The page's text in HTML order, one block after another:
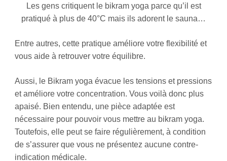
Les gens critiquent le bikram yoga parce qu’il est
pratiqué à plus de 40°C mais ils adorent le sauna…
Entre autres, cette pratique améliore votre flexibilité et
vous aide à retrouver votre équilibre.
Aussi, le Bikram yoga évacue les tensions et pressions
et améliore votre concentration. Vous voilà donc plus
apaisé. Bien entendu, une pièce adaptée est
nécessaire pour pouvoir vous mettre au bikram yoga.
Toutefois, elle peut se faire régulièrement, à condition
de s’assurer que vous ne présentez aucune contre-
indication médicale.